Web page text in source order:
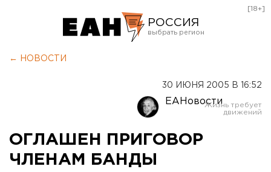
РОССИЯ
Оренбург
[18+]
← НОВОСТИ
30 ИЮНЯ 2005 В 16:52
ЕАНовости
ОГЛАШЕН ПРИГОВОР
ЧЛЕНАМ БАНДЫ